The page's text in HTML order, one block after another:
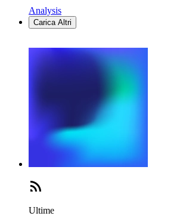
Analysis
Carica Altri
Ultime